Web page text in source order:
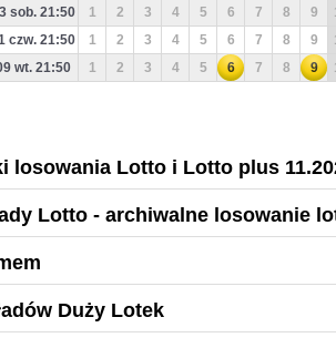
sob. 21:50 1 2 3 4 5 6 7 8 9
czw. 21:50 1 2 3 4 5 6 7 8 9
wt. 21:50 1 2 3 4 5 6 7 8 9
losowania Lotto i Lotto plus
Lotto - archiwalne losowanie
Duży Lotek